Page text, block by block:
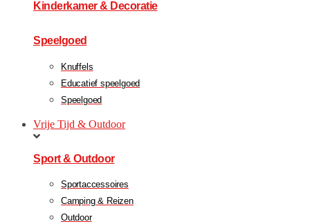
Kinderkamer & Decoratie
Speelgoed
Knuffels
Educatief speelgoed
Speelgoed
Vrije Tijd & Outdoor
Sport & Outdoor
Sportaccessoires
Camping & Reizen
Outdoor